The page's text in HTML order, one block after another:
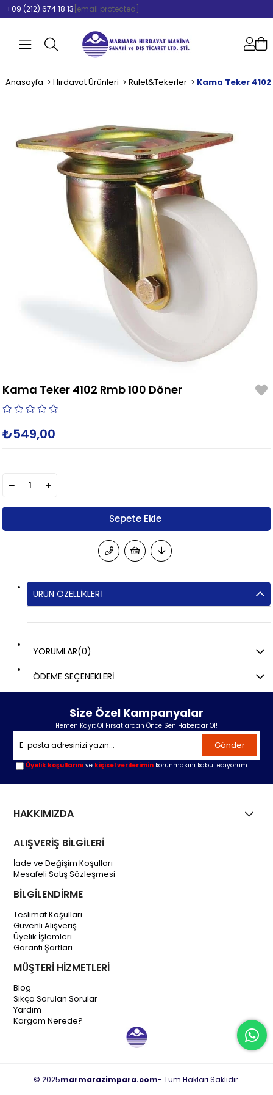
+09 (212) 674 18 13 [email protected]
Anasayfa Hırdavat Ürünleri Rulet&Tekerler Kama Teker
Kama Teker 4102 Rmb 100 Döner
₺549,00
ÜRÜN ÖZELLIKLERI
YORUMLAR(0)
ÖDEME SEÇENEKLERI
Size Özel Kampanyalar
Hemen Kayıt Ol Fırsatlardan Önce Sen Haberdar Ol!
Gönder
Üyelik koşullarını ve kişisel verilerimin korunmasını kabul ediyorum.
HAKKIMIZDA
ALIŞVERİŞ BİLGİLERİ
İade ve Değişim Koşulları
Mesafeli Satış Sözleşmesi
BİLGİLENDİRME
Teslimat Koşulları
Güvenli Alışveriş
Üyelik İşlemleri
Garanti Şartları
MÜŞTERİ HİZMETLERİ
Blog
Sıkça Sorulan Sorular
Yardım
Kargom Nerede?
© 2025marmarazimpara.com- Tüm Hakları Saklıdır.